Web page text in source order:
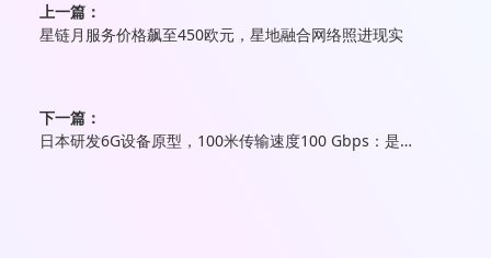
上一篇：
星链月服务价格飙至450欧元，星地融合网络照进现实
下一篇：
日本研发6G设备原型，100米传输速度100 Gbps：是普通5G的500倍